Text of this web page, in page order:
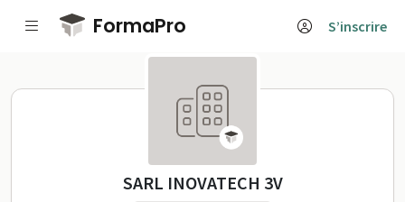
Passer au contenu principal
FormaPro S’inscrire
SARL INOVATECH 3V sur
SARL INOVATECH 3V